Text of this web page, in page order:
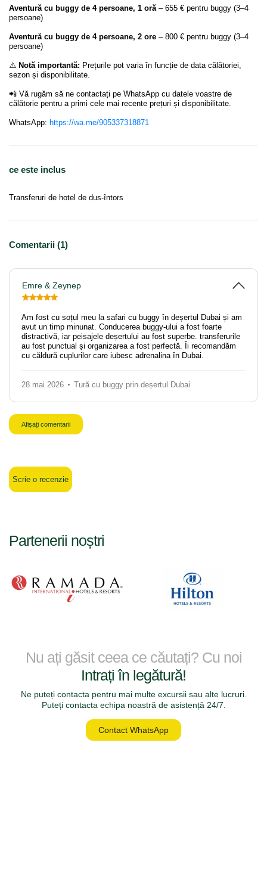
Aventură cu buggy de 4 persoane, 1 oră– 655 € pentru buggy (3–4
persoane)
Aventură cu buggy de 4 persoane, 2 ore – 800 € pentru buggy (3–4
persoane)
⚠️ Notă importantă: Prețurile pot varia în funcție de data călătoriei,
sezon și disponibilitate.
📲 Vă rugăm să ne contactați pe WhatsApp cu datele voastre de
călătorie pentru a primi cele mai recente prețuri și disponibilitate.
WhatsApp: https://wa.me/905337318871
ce este inclus
Transferuri de hotel de dus-întors
Comentarii (1)
Emre & Zeynep
Am fost cu soțul meu la safari cu buggy în deșertul Dubai și am
avut un timp minunat. Conducerea buggy-ului a fost foarte
distractivă, iar peisajele deșertului au fost superbe. transferurile
au fost punctual și organizarea a fost perfectă. Îi recomandăm
cu căldură cuplurilor care iubesc adrenalina în Dubai.
28 mai 2026 Tură cu buggy prin deșertul Dubai
Afișați comentarii
Scrie o recenzie
Partenerii noștri
Nu ați găsit ceea ce căutați? Cu noi
Intrați în legătură!
Ne puteți contacta pentru mai multe excursii sau alte lucruri.
Puteți contacta echipa noastră de asistență 24/7.
Contact WhatsApp